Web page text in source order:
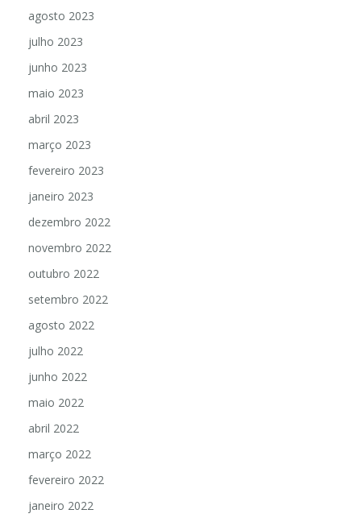
agosto 2023
julho 2023
junho 2023
maio 2023
abril 2023
março 2023
fevereiro 2023
janeiro 2023
dezembro 2022
novembro 2022
outubro 2022
setembro 2022
agosto 2022
julho 2022
junho 2022
maio 2022
abril 2022
março 2022
fevereiro 2022
janeiro 2022